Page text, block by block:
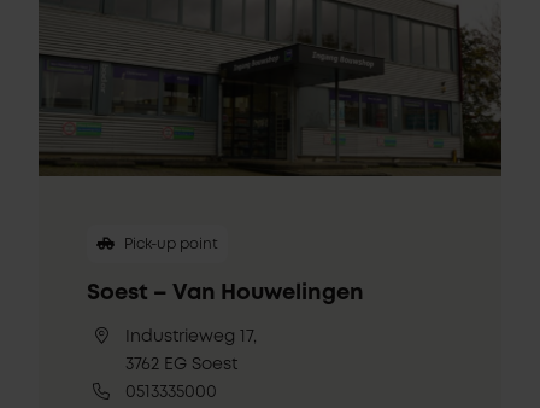
Pick-up point
Soest – Van Houwelingen
Industrieweg 17,
3762 EG Soest
0513335000